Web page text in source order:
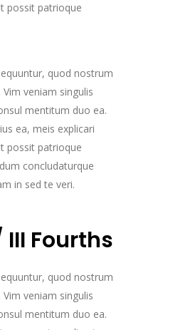
possit patrioque
quod nostrum
veniam singulis
mentitum duo ea.
ea, meis explicari
possit patrioque
concludaturque
in sed te veri.
Fourths
quod nostrum
veniam singulis
mentitum duo ea.